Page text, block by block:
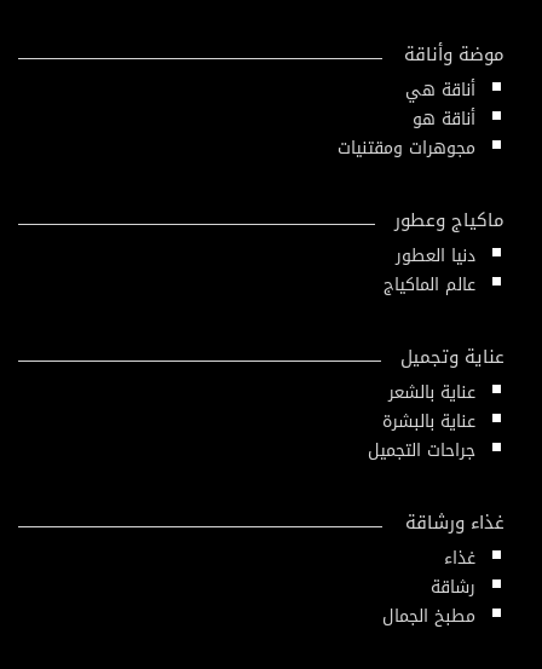
موضة وأناقة
أناقة هي
أناقة هو
مجوهرات ومقتنيات
ماكياج وعطور
دنيا العطور
عالم الماكياج
عناية وتجميل
عناية بالشعر
عناية بالبشرة
جراحات التجميل
غذاء ورشاقة
غذاء
رشاقة
مطبخ الجمال